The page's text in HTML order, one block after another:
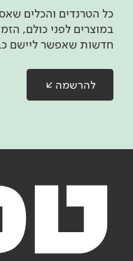
כל הטרנדים והכלים
במוצרים לפני כולם,
חדשות שאפשר ליישם
להרשמה